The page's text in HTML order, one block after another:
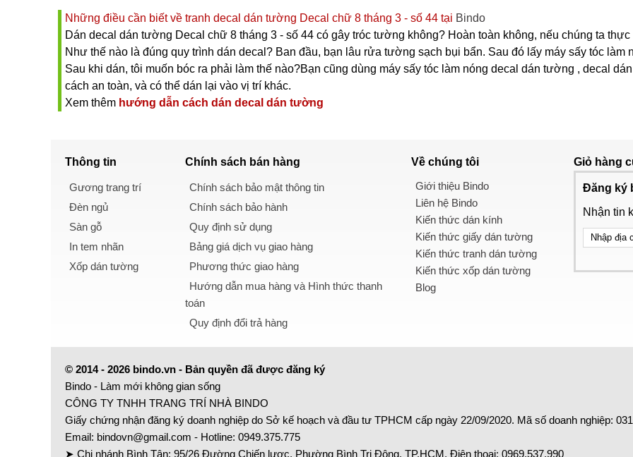
Những điều cần biết về tranh decal dán tường Decal chữ 8 tháng 3 - số 44 tại Bindo
Dán decal dán tường Decal chữ 8 tháng 3 - số 44 có gây tróc tường không? Hoàn toàn không, nếu chúng ta
Như thế nào là đúng quy trình dán decal? Ban đầu, bạn lâu rửa tường sạch bụi bẩn. Sau đó lấy máy sấy tóc
Sau khi dán, tôi muốn bóc ra phải làm thế nào?Bạn cũng dùng máy sấy tóc làm nóng decal dán tường , decal
cách an toàn, và có thể dán lại vào vị trí khác.
Xem thêm hướng dẫn cách dán decal dán tường
Thông tin
Gương trang trí
Đèn ngủ
Sàn gỗ
In tem nhãn
Xốp dán tường
Chính sách bán hàng
Chính sách bảo mật thông tin
Chính sách bảo hành
Quy định sử dụng
Bảng giá dịch vụ giao hàng
Phương thức giao hàng
Hướng dẫn mua hàng và Hình thức thanh
toán
Quy định đổi trả hàng
Về chúng tôi
Giới thiệu Bindo
Liên hệ Bindo
Kiến thức dán kính
Kiến thức giấy dán tường
Kiến thức tranh dán tường
Kiến thức xốp dán tường
Blog
Giỏ hàng
Đăng ký
Nhận tin
© 2014 - 2026 bindo.vn - Bản quyền đã được đăng ký
Bindo - Làm mới không gian sống
CÔNG TY TNHH TRANG TRÍ NHÀ BINDO
Giấy chứng nhận đăng ký doanh nghiệp do Sở kế hoạch và đầu tư TPHCM cấp ngày 22/09/2020. Mã số doanh nghiệp:
Email: bindovn@gmail.com - Hotline: 0949.375.775
➤ Chi nhánh Bình Tân: 95/26 Đường Chiến lược, Phường Bình Trị Đông, TP.HCM. Điện thoại: 0969.537.990